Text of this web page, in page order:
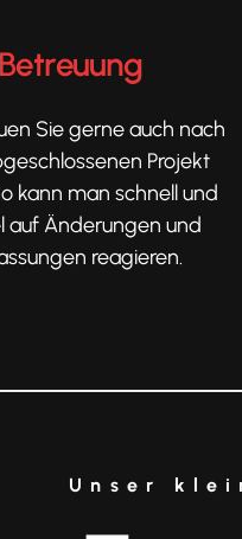
Betreuung
Sie gerne auch nach
Projekt
kann man schnell und
auf Änderungen und
reagieren.
Unser